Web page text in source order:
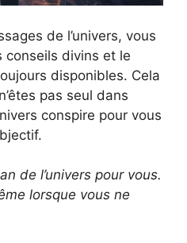
de l’univers, vous
conseils divins et le
disponibles. Cela
pas seul dans
conspire pour vous
de l’univers pour vous.
lorsque vous ne